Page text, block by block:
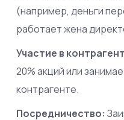
(например, деньги
работает жена
Участие в
20% акций или
контрагенте.
Посредничество: